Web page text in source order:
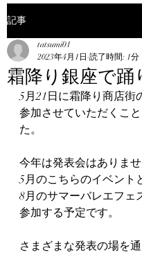
記事
霜降り銀座で踊
tatsumi01
2023年4月1日 読了時間: 1分
5月21日に霜降り商店街
参加させていただくこ
た。
今年は発表会はありませ
5月のこちらのイベント
8月のサマーバレエフェ
参加する予定です。
さまざまな発表の場を